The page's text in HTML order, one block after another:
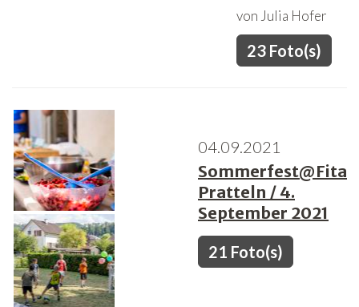
von Julia Hofer
23 Foto(s)
04.09.2021
Sommerfest@Fita
Pratteln / 4.
September 2021
21 Foto(s)